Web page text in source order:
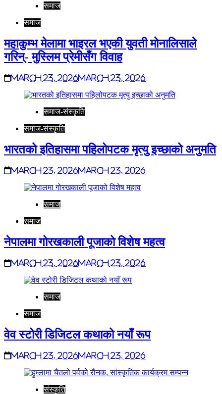
समाज
समाज
महाकुम्भ मेलामा भाइरल भएकी युवती मोनालिसाले
गरिन्- मुस्लिम प्रेमीसँग विवाह
March 23, 2026March 23, 2026
समाज-संस्कृति
समाज-संस्कृति
भारतको इतिहासमा पहिलोपटक मृत्यु इच्छाको अनुमति
March 23, 2026March 23, 2026
समाज
समाज
नेपालमा गोरखकाली पूजाको विशेष महत्व
March 23, 2026March 23, 2026
समाज
समाज
वेव स्टोरी डिजिटल कथाको नयाँ रूप
March 23, 2026March 23, 2026
संस्कृति